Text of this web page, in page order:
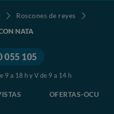
Roscones de reyes
NATA
055 105
9 a 18 h y V de 9 a 14 h
OFERTAS-OCU